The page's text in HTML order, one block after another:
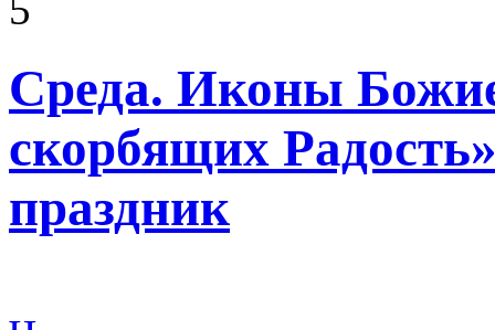
5
Среда. Иконы
скорбящих
праздник